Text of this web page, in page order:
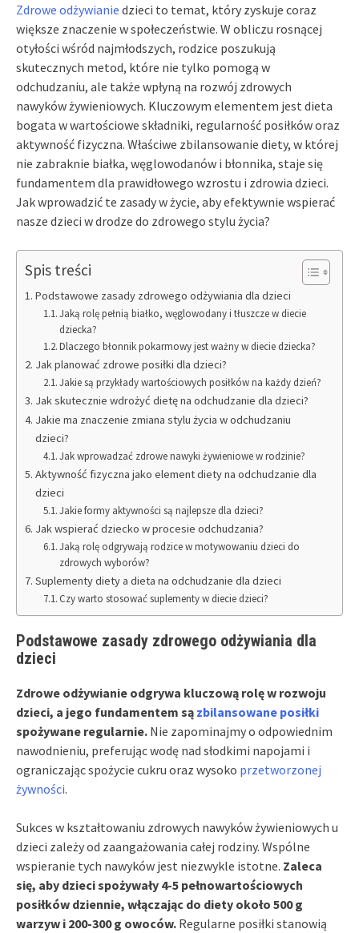
Zdrowe odżywianie dzieci to temat, który zyskuje coraz
większe znaczenie w społeczeństwie. W obliczu rosnącej
otyłości wśród najmłodszych, rodzice poszukują
skutecznych metod, które nie tylko pomogą w
odchudzaniu, ale także wpłyną na rozwój zdrowych
nawyków żywieniowych. Kluczowym elementem jest dieta
bogata w wartościowe składniki, regularność posiłków oraz
aktywność fizyczna. Właściwe zbilansowanie diety, w której
nie zabraknie białka, węglowodanów i błonnika, staje się
fundamentem dla prawidłowego wzrostu i zdrowia dzieci.
Jak wprowadzić te zasady w życie, aby efektywnie wspierać
nasze dzieci w drodze do zdrowego stylu życia?
Spis treści
Podstawowe zasady zdrowego odżywiania dla dzieci
Jaką rolę pełnią białko, węglowodany i tłuszcze w diecie
dziecka?
Dlaczego błonnik pokarmowy jest ważny w diecie dziecka?
Jak planować zdrowe posiłki dla dzieci?
Jakie są przykłady wartościowych posiłków na każdy dzień?
Jak skutecznie wdrożyć dietę na odchudzanie dla dzieci?
Jakie ma znaczenie zmiana stylu życia w odchudzaniu
dzieci?
Jak wprowadzać zdrowe nawyki żywieniowe w rodzinie?
Aktywność fizyczna jako element diety na odchudzanie dla
dzieci
Jakie formy aktywności są najlepsze dla dzieci?
Jak wspierać dziecko w procesie odchudzania?
Jaką rolę odgrywają rodzice w motywowaniu dzieci do
zdrowych wyborów?
Suplementy diety a dieta na odchudzanie dla dzieci
Czy warto stosować suplementy w diecie dzieci?
Podstawowe zasady zdrowego odżywiania dla
dzieci
Zdrowe odżywianie odgrywa kluczową rolę w rozwoju
dzieci, a jego fundamentem są zbilansowane posiłki
spożywane regularnie. Nie zapominajmy o odpowiednim
nawodnieniu, preferując wodę nad słodkimi napojami i
ograniczając spożycie cukru oraz wysoko przetworzonej
żywności.
Sukces w kształtowaniu zdrowych nawyków żywieniowych u
dzieci zależy od zaangażowania całej rodziny. Wspólne
wspieranie tych nawyków jest niezwykle istotne. Zaleca
się, aby dzieci spożywały 4-5 pełnowartościowych
posiłków dziennie, włączając do diety około 500 g
warzyw i 200-300 g owoców. Regularne posiłki stanowią